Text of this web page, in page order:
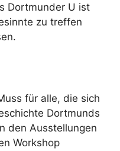
Dortmunder U ist
zu treffen
für alle, die sich
Dortmunds
den Ausstellungen
Workshop